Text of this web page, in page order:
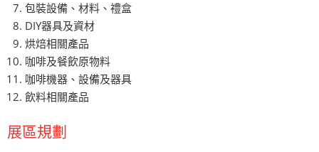
包裝設備、材料、禮盒
DIY器具及資材
烘焙相關產品
咖啡及餐飲原物料
咖啡機器、設備及器具
飲料相關產品
展區規劃